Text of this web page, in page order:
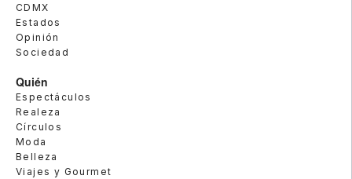
CDMX
Estados
Opinión
Sociedad
Quién
Espectáculos
Realeza
Círculos
Moda
Belleza
Viajes y Gourmet